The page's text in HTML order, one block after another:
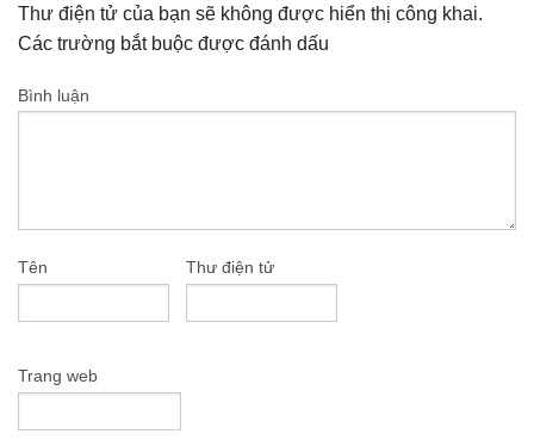
Thư điện tử của bạn sẽ không được hiển thị công khai.
Các trường bắt buộc được đánh dấu
Bình luận
Tên Thư điện tử
Trang web